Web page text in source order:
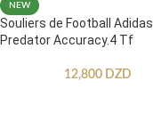
NEW
Souliers de Football Adidas
Predator Accuracy.4 Tf
12,800 DZD